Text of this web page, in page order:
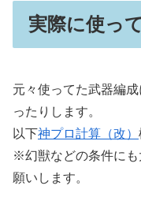
実際に使っ
元々使ってた武器編
ったりします。
以下神プロ計算（改）
※幻獣などの条件にも
願いします。